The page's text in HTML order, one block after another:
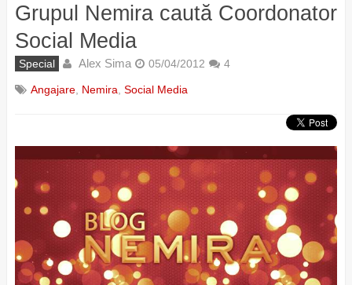
Grupul Nemira caută Coordonator
Social Media
Special Alex Sima 05/04/2012 4
Angajare, Nemira Social Media